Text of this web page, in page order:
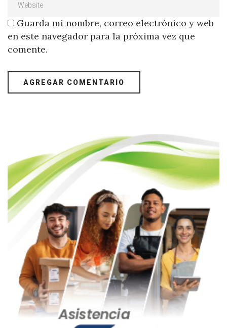
Guarda mi nombre, correo electrónico y web
en este navegador para la próxima vez que
comente.